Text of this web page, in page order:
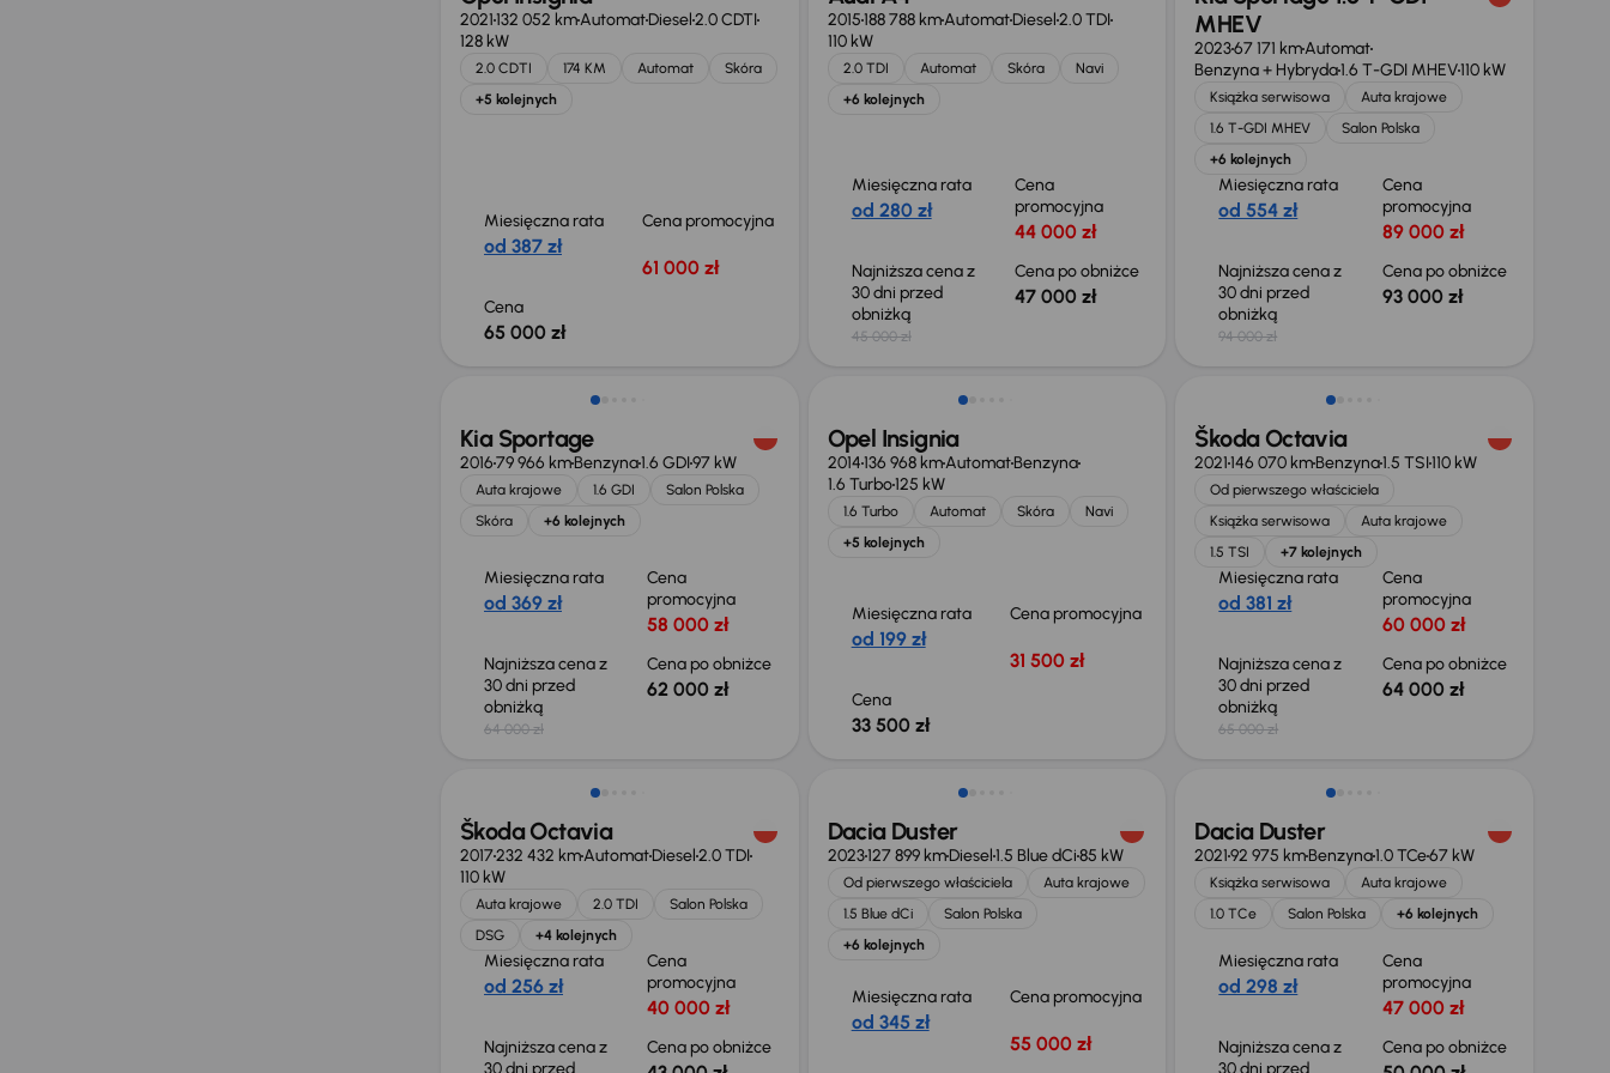
2021132 052 kmAutomatDiesel2.0 CDTI
128 kW
2.0 CDTI 174 KM Automat
Skóra
+5 kolejnych
Miesięczna rata
od 387 zł
Cena promocyjna
61 000 zł
Cena
65 000 zł
2015188 788 kmAutomatDiesel2.0 TDI
110 kW
2.0 TDI Automat Skóra
Navi
+6 kolejnych
Miesięczna rata
od 280 zł
Cena
promocyjna
44 000 zł
Najniższa cena z
30 dni przed
obniżką
45 000 zł
Cena po obniżce
47 000 zł
MHEV
202367 171 kmAutomat
Benzyna + Hybryda1.6 T-GDI MHEV110 kW
Książka serwisowa
Auta krajowe
1.6 T-GDI MHEV
Salon Polska
+6 kolejnych
Miesięczna rata
od 554 zł
Cena
promocyjna
89 000 zł
Najniższa cena z
30 dni przed
obniżką
94 000 zł
Cena po obniżce
93 000 zł
Taniej o 2 000 zł
Kia Sportage
201679 966 kmBenzyna1.6 GDI97 kW
Auta krajowe 1.6 GDI
Salon Polska
Skóra
+6 kolejnych
Miesięczna rata
od 369 zł
Cena
promocyjna
58 000 zł
Najniższa cena z
30 dni przed
obniżką
64 000 zł
Cena po obniżce
62 000 zł
Opel Insignia
2014136 968 kmAutomatBenzyna
1.6 Turbo125 kW
1.6 Turbo Automat Skóra
Navi
+5 kolejnych
Miesięczna rata
od 199 zł
Cena promocyjna
31 500 zł
Cena
33 500 zł
Taniej o 1 000 zł
Škoda Octavia
2021146 070 kmBenzyna1.5 TSI110 kW
Od pierwszego właściciela
Książka serwisowa
Auta krajowe
1.5 TSI
+7 kolejnych
Miesięczna rata
od 381 zł
Cena
promocyjna
60 000 zł
Najniższa cena z
30 dni przed
obniżką
65 000 zł
Cena po obniżce
64 000 zł
Taniej o 1 500 zł
Škoda Octavia
2017232 432 kmAutomatDiesel2.0 TDI
110 kW
Auta krajowe 2.0 TDI
Salon Polska
DSG
+4 kolejnych
Miesięczna rata
od 256 zł
Cena
promocyjna
40 000 zł
Najniższa cena z
30 dni przed
Cena po obniżce
Możliwość odliczenia VAT
Dacia Duster
2023127 899 kmDiesel1.5 Blue dCi85 kW
Od pierwszego właściciela
Auta krajowe
1.5 Blue dCi
Salon Polska
+6 kolejnych
Miesięczna rata
od 345 zł
Cena promocyjna
55 000 zł
Taniej o 700 zł
Dacia Duster
202192 975 kmBenzyna1.0 TCe67 kW
Książka serwisowa
Auta krajowe
1.0 TCe
Salon Polska +6 kolejnych
Miesięczna rata
od 298 zł
Cena
promocyjna
47 000 zł
Najniższa cena z
30 dni przed
Cena po obniżce